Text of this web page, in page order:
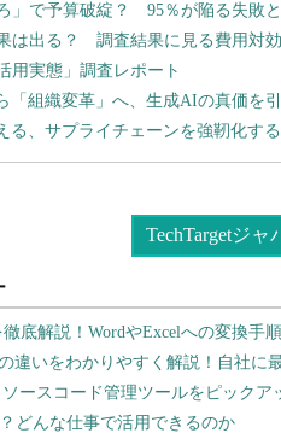
」で予算破綻？ 95％が陥る失敗
は出る？ 調査結果に見る費用対
用実態」調査レポート
「組織変革」へ、生成AIの真価を
る、サプライチェーンを強靭化す
TechTargetジャ
底解説！WordやExcelへの変換手
違いをわかりやすく解説！自社に
ースコード管理ツールをピックア
どんな仕事で活用できるのか